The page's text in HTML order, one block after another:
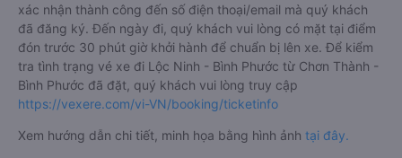
xác nhận thành công đến số điện thoại/email mà quý khách
đã đăng ký. Đến ngày đi, quý khách vui lòng có mặt tại điểm
đón trước 30 phút giờ khởi hành để chuẩn bị lên xe. Để kiểm
tra tình trạng vé xe đi Lộc Ninh - Bình Phước từ Chơn Thành -
Bình Phước đã đặt, quý khách vui lòng truy cập
https://vexere.com/vi-VN/booking/ticketinfo
Xem hướng dẫn chi tiết, minh họa bằng hình ảnh tại đây.